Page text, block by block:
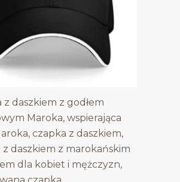
z daszkiem z godłem
Maroka, wspierająca
czapka z daszkiem,
z daszkiem z marokańskim
dla kobiet i mężczyzn,